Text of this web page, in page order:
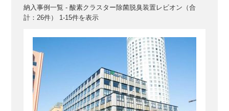
納入事例一覧 - 酸素クラスター除菌脱臭装置レビオン（合
計：26件） 1-15件を表示